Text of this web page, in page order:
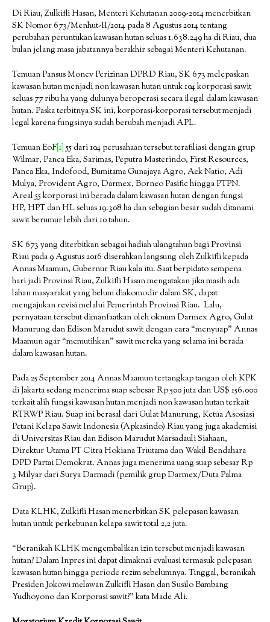
Di Riau, Zulkifli Hasan, Menteri Kehutanan 2009-2014 menerbitkan
SK Nomor 673/Menhut-II/2014 pada 8 Agustus 2014 tentang
perubahan peruntukan kawasan hutan seluas 1.638.249 ha di Riau, dua
bulan jelang masa jabatannya berakhir sebagai Menteri Kehutanan.
Temuan Pansus Monev Perizinan DPRD Riau, SK 673 melepaskan
kawasan hutan menjadi non kawasan hutan untuk 104 korporasi sawit
seluas 77 ribu ha yang dulunya beroperasi secara ilegal dalam kawasan
hutan. Paska terbitnya SK ini, korporasi-korporasi tersebut menjadi
legal karena fungsinya sudah berubah menjadi APL.
Temuan EoF[2] 55 dari 104 perusahaan tersebut terafiliasi dengan grup
Wilmar, Panca Eka, Sarimas, Peputra Masterindo, First Resources,
Panca Eka, Indofood, Bumitama Gunajaya Agro, Aek Natio, Adi
Mulya, Provident Agro, Darmex, Borneo Pasific hingga PTPN.
Areal 55 korporasi ini berada dalam kawasan hutan dengan fungsi
HP, HPT dan HL seluas 19.308 ha dan sebagian besar sudah ditanami
sawit berumur lebih dari 10 tahun.
SK 673 yang diterbitkan sebagai hadiah ulangtahun bagi Provinsi
Riau pada 9 Agustus 2016 diserahkan langsung oleh Zulkifli kepada
Annas Maamun, Gubernur Riau kala itu. Saat berpidato sempena
hari jadi Provinsi Riau, Zulkifli Hasan mengatakan jika masih ada
lahan masyarakat yang belum diakomodir dalam SK, dapat
mengajukan revisi melalui Pemerintah Provinsi Riau. Lalu,
pernyataan tersebut dimanfaatkan oleh oknum Darmex Agro, Gulat
Manurung dan Edison Marudut sawit dengan cara “menyuap” Annas
Maamun agar “memutihkan” sawit mereka yang selama ini berada
dalam kawasan hutan.
Pada 25 September 2014 Annas Maamun tertangkap tangan oleh KPK
di Jakarta sedang menerima suap sebesar Rp 500 juta dan US$ 156.000
terkait alih fungsi kawasan hutan menjadi non kawasan hutan terkait
RTRWP Riau. Suap ini berasal dari Gulat Manurung, Ketua Asosiasi
Petani Kelapa Sawit Indonesia (Apkasindo) Riau yang juga akademisi
di Universitas Riau dan Edison Marudut Marsadauli Siahaan,
Direktur Utama PT Citra Hokiana Triutama dan Wakil Bendahara
DPD Partai Demokrat. Annas juga menerima uang suap sebesar Rp
3 Milyar dari Surya Darmadi (pemilik grup Darmex/Duta Palma
Grup).
Data KLHK, Zulkifli Hasan menerbitkan SK pelepasan kawasan
hutan untuk perkebunan kelapa sawit total 2,2 juta.
“Beranikah KLHK mengembalikan izin tersebut menjadi kawasan
hutan? Dalam Inpres ini dapat dimaknai evaluasi termasuk pelepasan
kawasan hutan hingga periode rezim sebelumnya. Tinggal, beranikah
Presiden Jokowi melawan Zulkifli Hasan dan Susilo Bambang
Yudhoyono dan Korporasi sawit?” kata Made Ali.